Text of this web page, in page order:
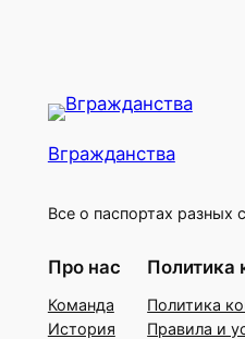
Вгражданства
Все о паспортах разных
Про нас
Команда
История
Политика
Политика
Правила и